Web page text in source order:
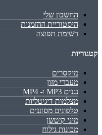
החשבון שלי
היסטוריית ההזמנות
רשימת תפוצה
קטגוריות
מיקסרים
מעבדי מזון
נגנים MP3 ו- MP4
מצלמות דיגיטליות
טלפונים מסוננים
מיני קיטשן
מכונות גילוח